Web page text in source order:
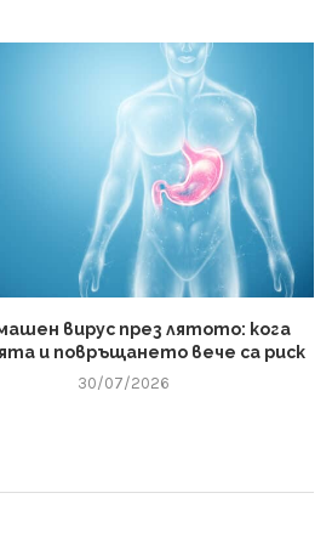
вирус през лятото: кога
и повръщането вече са риск
30/07/2026